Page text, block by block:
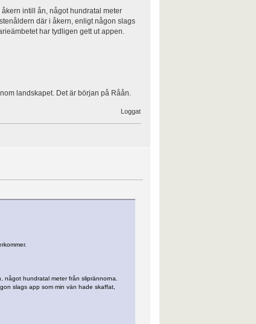
intill ån, något hundratal meter
där i åkern, enligt någon slags
har tydligen gett ut appen.
landskapet. Det är början på Råån.
Loggat
hundratal meter från sliprännorna.
slags app som min vän hade skaffat,